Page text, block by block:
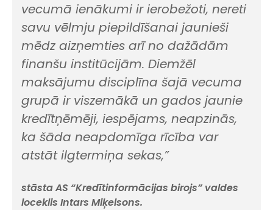
vecumā ienākumi ir ierobežoti, nereti
savu vēlmju piepildīšanai jaunieši
mēdz aizņemties arī no dažādām
finanšu institūcijām. Diemžēl
maksājumu disciplīna šajā vecuma
grupā ir viszemākā un gados jaunie
kredītņēmēji, iespējams, neapzinās,
ka šāda neapdomīga rīcība var
atstāt ilgtermiņa sekas,”
stāsta AS “Kredītinformācijas birojs” valdes
loceklis Intars Miķelsons.